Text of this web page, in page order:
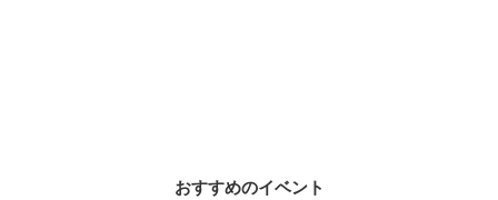
おすすめのイベント